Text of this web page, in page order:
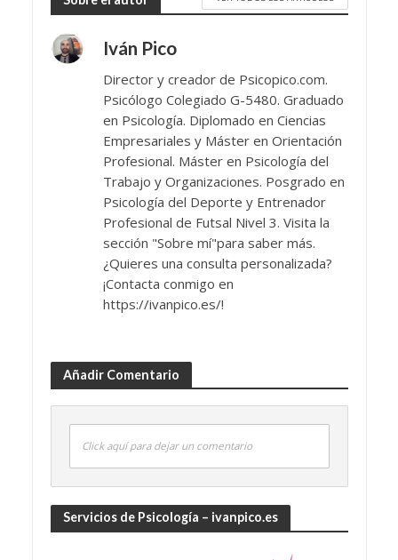
Iván Pico
Director y creador de Psicopico.com.
Psicólogo Colegiado G-5480. Graduado
en Psicología. Diplomado en Ciencias
Empresariales y Máster en Orientación
Profesional. Máster en Psicología del
Trabajo y Organizaciones. Posgrado en
Psicología del Deporte y Entrenador
Profesional de Futsal Nivel 3. Visita la
sección "Sobre mí"para saber más.
¿Quieres una consulta personalizada?
¡Contacta conmigo en
https://ivanpico.es/!
Añadir Comentario
Click aquí para dejar un comentario
Servicios de Psicología – ivanpico.es